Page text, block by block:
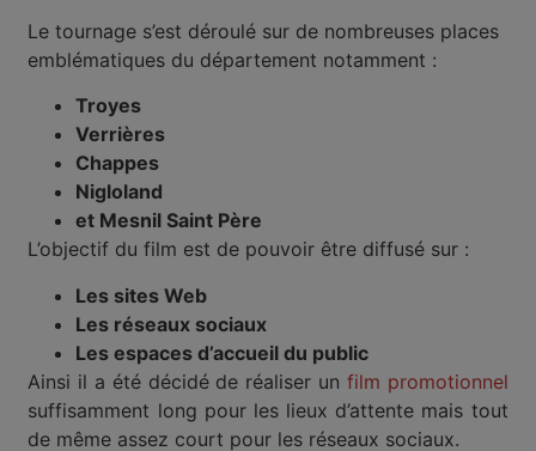
Le tournage s’est déroulé sur de nombreuses places
emblématiques du département notamment :
Troyes
Verrières
Chappes
Nigloland
et Mesnil Saint Père
L’objectif du film est de pouvoir être diffusé sur :
Les sites Web
Les réseaux sociaux
Les espaces d’accueil du public
Ainsi il a été décidé de réaliser un film promotionnel
suffisamment long pour les lieux d’attente mais tout
de même assez court pour les réseaux sociaux.